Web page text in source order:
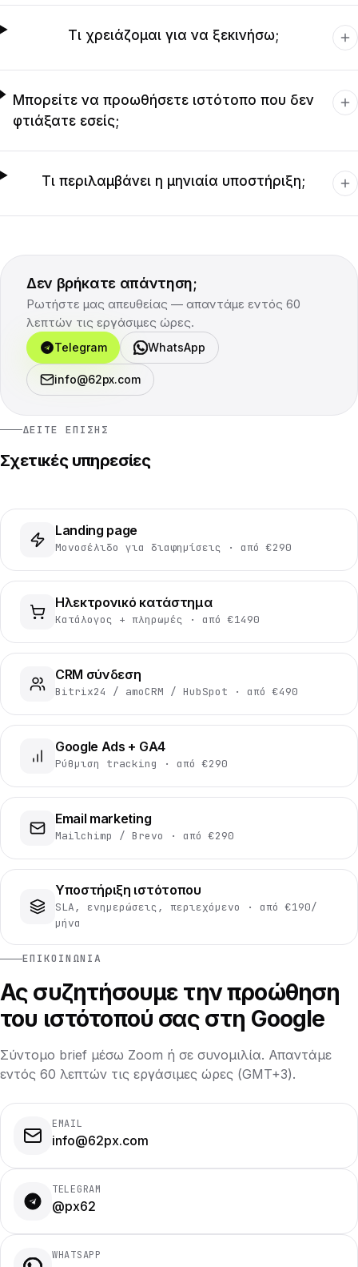
Τι χρειάζομαι για να ξεκινήσω;
Μπορείτε να προωθήσετε ιστότοπο που δεν
φτιάξατε εσείς;
Τι περιλαμβάνει η μηνιαία υποστήριξη;
Δεν βρήκατε απάντηση;
Ρωτήστε μας απευθείας — απαντάμε εντός 60
λεπτών τις εργάσιμες ώρες.
Telegram WhatsApp
info@62px.com
ΔΕΊΤΕ ΕΠΊΣΗΣ
Σχετικές υπηρεσίες
Landing page
Μονοσέλιδο για διαφημίσεις · από €290
Ηλεκτρονικό κατάστημα
Κατάλογος + πληρωμές · από €1490
CRM σύνδεση
Bitrix24 / amoCRM / HubSpot · από €490
Google Ads + GA4
Ρύθμιση tracking · από €290
Email marketing
Mailchimp / Brevo · από €290
Υποστήριξη ιστότοπου
SLA, ενημερώσεις, περιεχόμενο · από €190/
μήνα
ΕΠΙΚΟΙΝΩΝΊΑ
Ας συζητήσουμε την προώθηση
του ιστότοπού σας στη Google
Σύντομο brief μέσω Zoom ή σε συνομιλία. Απαντάμε
εντός 60 λεπτών τις εργάσιμες ώρες (GMT+3).
EMAIL
info@62px.com
TELEGRAM
@px62
WHATSAPP